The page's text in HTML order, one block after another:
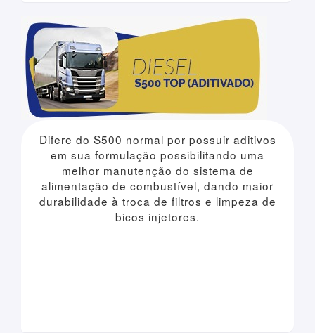
Difere do S500 normal por possuir aditivos
em sua formulação possibilitando uma
melhor manutenção do sistema de
alimentação de combustível, dando maior
durabilidade à troca de filtros e limpeza de
bicos injetores.